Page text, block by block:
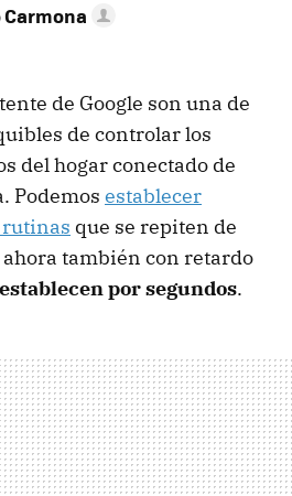
de Google son una de
de controlar los
del hogar conectado de
Podemos establecer
que se repiten de
también con retardo
por segundos.